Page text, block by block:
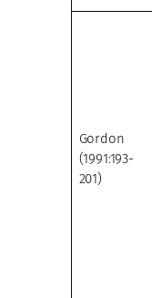
Gordon
(1991:193-
201)